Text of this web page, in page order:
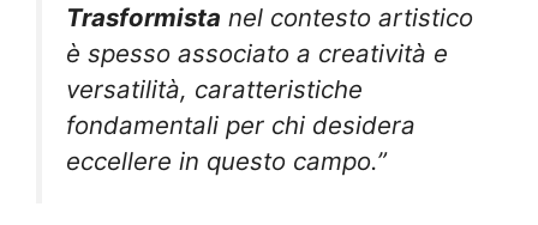
Trasformista nel contesto artistico
è spesso associato a creatività e
versatilità, caratteristiche
fondamentali per chi desidera
eccellere in questo campo.”